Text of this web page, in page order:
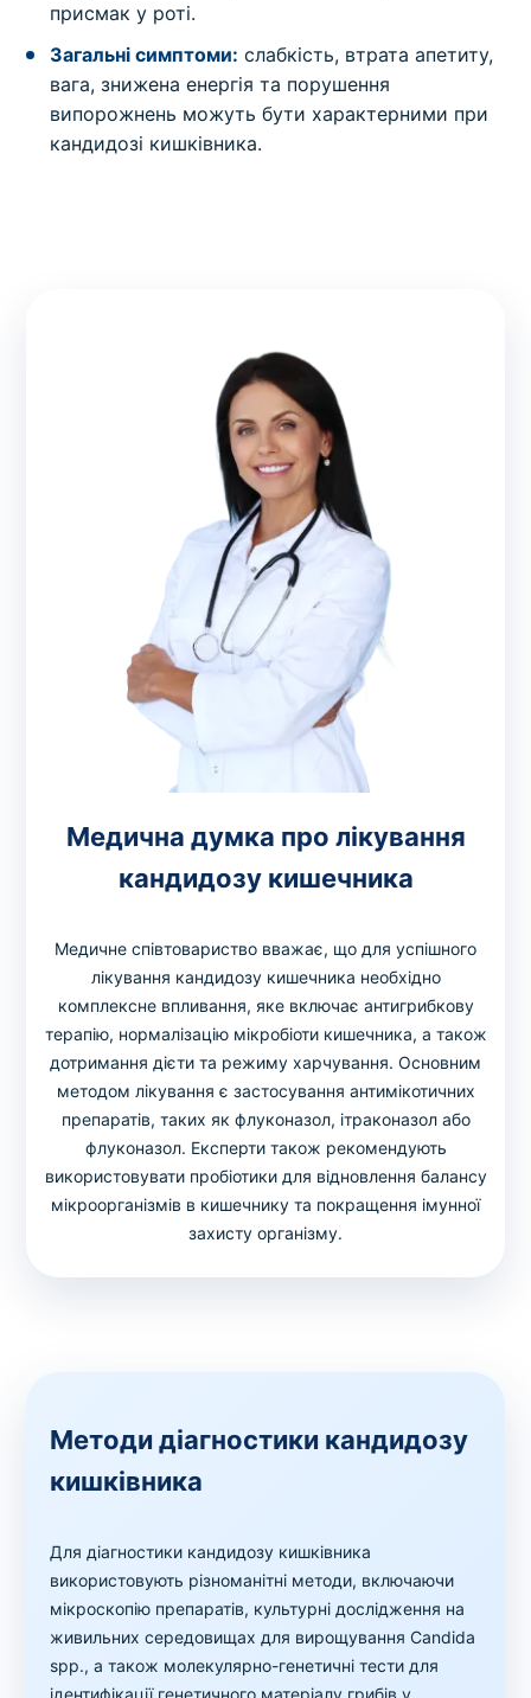
присмак у роті.
Загальні симптоми: слабкість, втрата апетиту,
вага, знижена енергія та порушення
випорожнень можуть бути характерними при
кандидозі кишківника.
Медична думка про лікування
кандидозу кишечника
Медичне співтовариство вважає, що для успішного
лікування кандидозу кишечника необхідно
комплексне впливання, яке включає антигрибкову
терапію, нормалізацію мікробіоти кишечника, а також
дотримання дієти та режиму харчування. Основним
методом лікування є застосування антимікотичних
препаратів, таких як флуконазол, ітраконазол або
флуконазол. Експерти також рекомендують
використовувати пробіотики для відновлення балансу
мікроорганізмів в кишечнику та покращення імунної
захисту організму.
Методи діагностики кандидозу
кишківника
Для діагностики кандидозу кишківникa
використовують різноманітні методи, включаючи
мікроскопію препаратів, культурні дослідження на
живильних середовищах для вирощування Candida
spp., а також молекулярно-генетичні тести для
ідентифікації генетичного матеріалу грибів у